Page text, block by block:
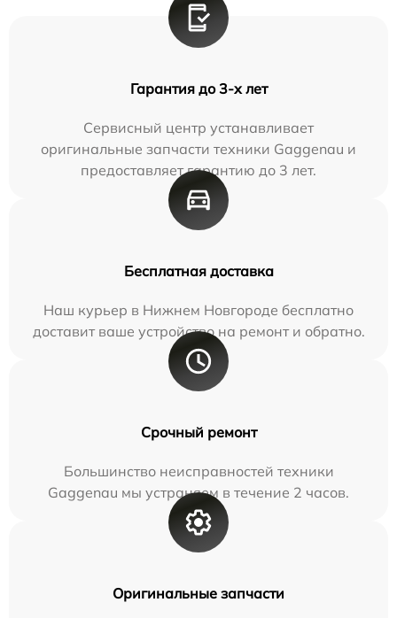
Гарантия до 3-х лет
Сервисный центр устанавливает
оригинальные запчасти техники Gaggenau и
предоставляет гарантию до 3 лет.
Бесплатная доставка
Наш курьер в Нижнем Новгороде бесплатно
доставит ваше устройство на ремонт и обратно.
Срочный ремонт
Большинство неисправностей техники
Gaggenau мы устраняем в течение 2 часов.
Оригинальные запчасти